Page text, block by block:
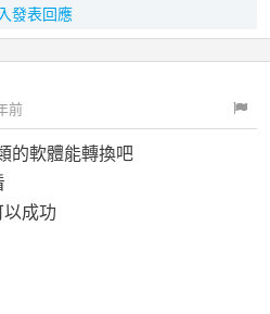
發表回應
前
的軟體能轉換吧
成功